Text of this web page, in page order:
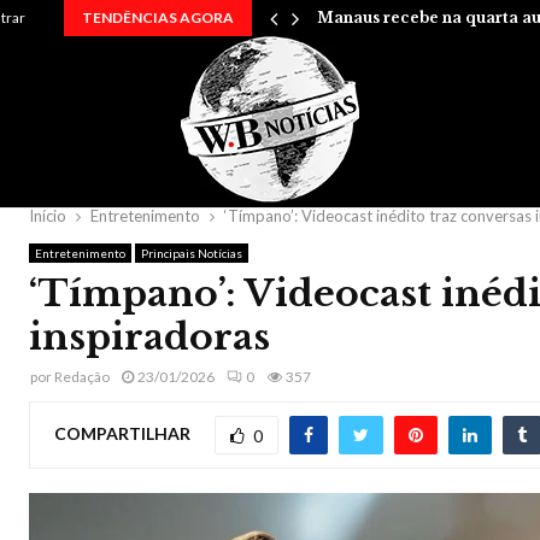
TENDÊNCIAS AGORA
em uma… Manaus recebe na quarta
Início Entretenimento ‘Tímpano’: Videocast inédito traz conversas
Entretenimento Principais Notícias
‘Tímpano’: Videocast
inspiradoras
por Redação 23/01/2026 0 357
COMPARTILHAR 0